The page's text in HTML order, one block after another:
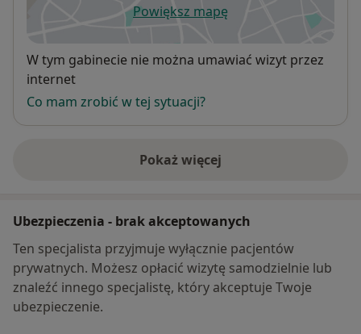
Powiększ mapęotwiera się w nowej karcie
Dostępność
W tym gabinecie nie można umawiać wizyt przez
internet
Co mam zrobić w tej sytuacji?
Pokaż więcej
o adresie
Ubezpieczenia - brak akceptowanych
Ten specjalista przyjmuje wyłącznie pacjentów
prywatnych. Możesz opłacić wizytę samodzielnie lub
znaleźć innego specjalistę, który akceptuje Twoje
ubezpieczenie.